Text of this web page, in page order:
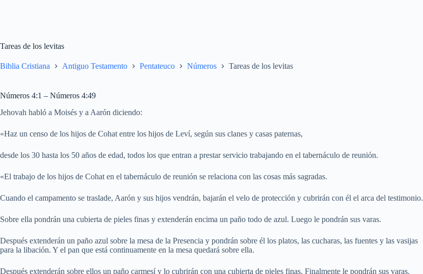
Tareas de los levitas
Biblia Cristiana Antiguo Testamento Pentateuco Números Tareas de los levitas
Números 4:1 – Números 4:49
Jehovah habló a Moisés y a Aarón diciendo:
«Haz un censo de los hijos de Cohat entre los hijos de Leví, según sus clanes y casas paternas,
desde los 30 hasta los 50 años de edad, todos los que entran a prestar servicio trabajando en el tabernáculo de reunión.
«El trabajo de los hijos de Cohat en el tabernáculo de reunión se relaciona con las cosas más sagradas.
Cuando el campamento se traslade, Aarón y sus hijos vendrán, bajarán el velo de protección y cubrirán con él el arca del testimonio.
Sobre ella pondrán una cubierta de pieles finas y extenderán encima un paño todo de azul. Luego le pondrán sus varas.
Después extenderán un paño azul sobre la mesa de la Presencia y pondrán sobre él los platos, las cucharas, las fuentes y las vasijas
para la libación. Y el pan que está continuamente en la mesa quedará sobre ella.
Después extenderán sobre ellos un paño carmesí y lo cubrirán con una cubierta de pieles finas. Finalmente le pondrán sus varas.